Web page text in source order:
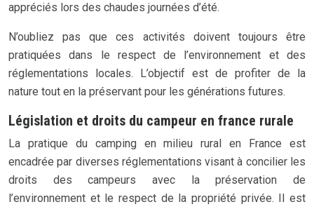
appréciés lors des chaudes journées d’été.
N’oubliez pas que ces activités doivent toujours être
pratiquées dans le respect de l’environnement et des
réglementations locales. L’objectif est de profiter de la
nature tout en la préservant pour les générations futures.
Législation et droits du campeur en france rurale
La pratique du camping en milieu rural en France est
encadrée par diverses réglementations visant à concilier les
droits des campeurs avec la préservation de
l’environnement et le respect de la propriété privée. Il est